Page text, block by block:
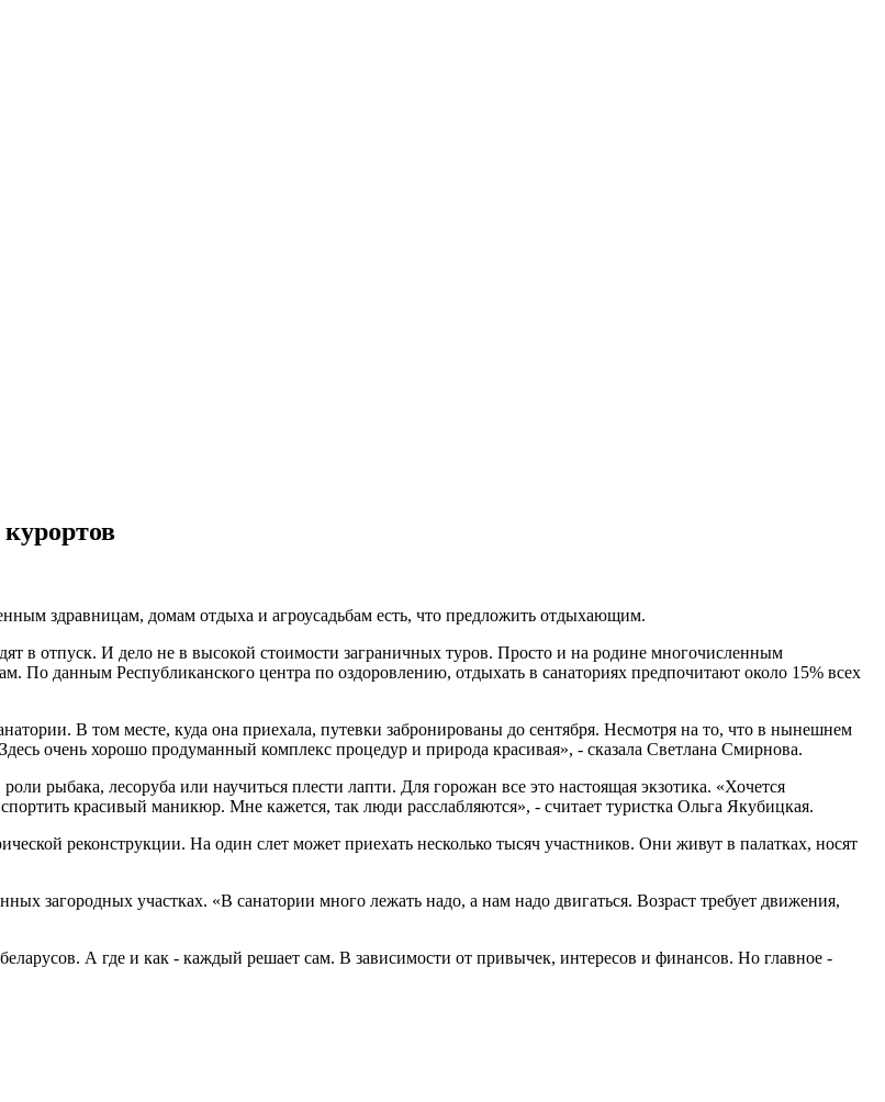
здравницам, домам отдыха и агроусадьбам есть, что предложить отдыхающим.
в отпуск. И дело не в высокой стоимости заграничных туров. Просто и на родине многочисленным
По данным Республиканского центра по оздоровлению, отдыхать в санаториях предпочитают около 15% всех
В том месте, куда она приехала, путевки забронированы до сентября. Несмотря на то, что в нынешнем
очень хорошо продуманный комплекс процедур и природа красивая», - сказала Светлана Смирнова.
рыбака, лесоруба или научиться плести лапти. Для горожан все это настоящая экзотика. «Хочется
красивый маникюр. Мне кажется, так люди расслабляются», - считает туристка Ольга Якубицкая.
реконструкции. На один слет может приехать несколько тысяч участников. Они живут в палатках, носят
загородных участках. «В санатории много лежать надо, а нам надо двигаться. Возраст требует движения,
А где и как - каждый решает сам. В зависимости от привычек, интересов и финансов. Но главное -